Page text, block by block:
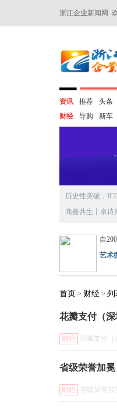
浙江企业新闻网
资讯 推荐 头条
财经
导购 新车
历史性突破，
商善共生丨卓诗
自
艺术
首页 > 财经 > 列
花瓣支付（深
财经 花瓣支付（
省级荣誉加
财经 省级荣誉加